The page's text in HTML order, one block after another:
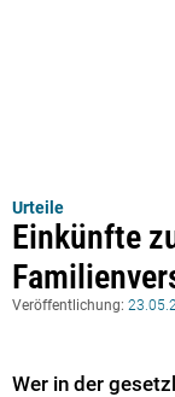
Urteile
Einkünfte
Veröffentlichung:
Wer in der